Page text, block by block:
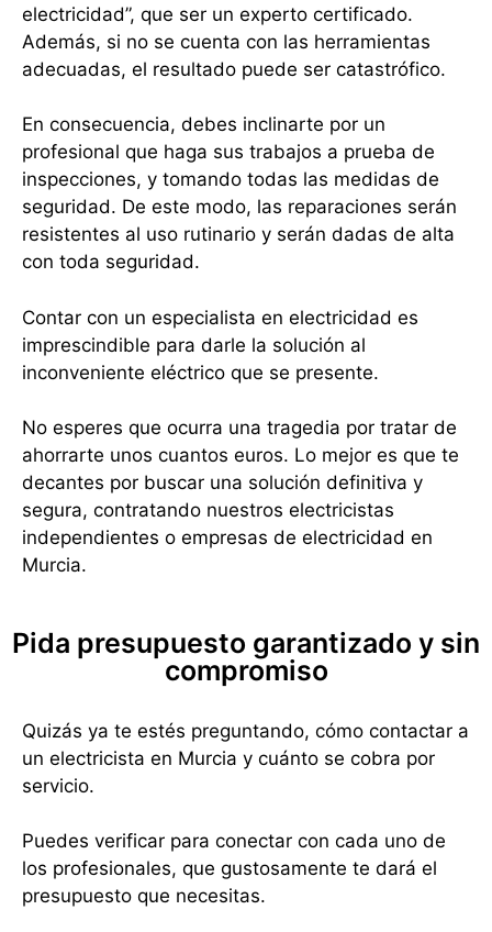
electricidad”, que ser un experto certificado.
Además, si no se cuenta con las herramientas
adecuadas, el resultado puede ser catastrófico.
En consecuencia, debes inclinarte por un
profesional que haga sus trabajos a prueba de
inspecciones, y tomando todas las medidas de
seguridad. De este modo, las reparaciones serán
resistentes al uso rutinario y serán dadas de alta
con toda seguridad.
Contar con un especialista en electricidad es
imprescindible para darle la solución al
inconveniente eléctrico que se presente.
No esperes que ocurra una tragedia por tratar de
ahorrarte unos cuantos euros. Lo mejor es que te
decantes por buscar una solución definitiva y
segura, contratando nuestros electricistas
independientes o empresas de electricidad en
Murcia.
Pida presupuesto garantizado y sin
compromiso
Quizás ya te estés preguntando, cómo contactar a
un electricista en Murcia y cuánto se cobra por
servicio.
Puedes verificar para conectar con cada uno de
los profesionales, que gustosamente te dará el
presupuesto que necesitas.